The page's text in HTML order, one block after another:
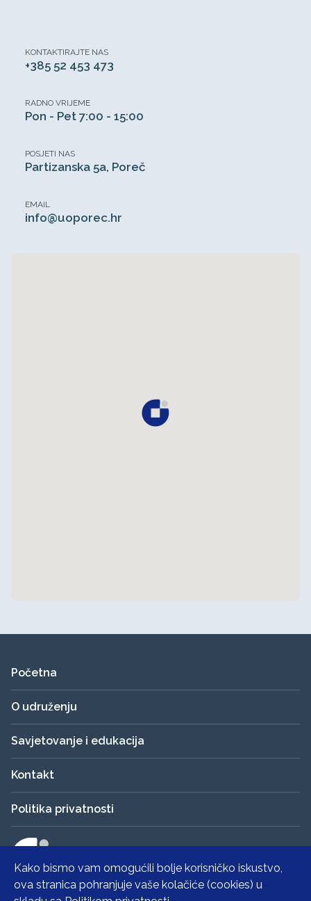
KONTAKTIRAJTE NAS
+385 52 453 473
RADNO VRIJEME
Pon - Pet 7:00 - 15:00
POSJETI NAS
Partizanska 5a, Poreč
EMAIL
info@uoporec.hr
OBRTNIKA
POREČ
© 2026
UO Poreč. Sva prava zadržana.Politika privatnosti
Početna
O udruženju
Savjetovanje i edukacija
Kontakt
Politika privatnosti
Kako bismo vam omogućili bolje korisničko iskustvo,
ova stranica pohranjuje vaše kolačiće (cookies) u
Trebate pomoć?